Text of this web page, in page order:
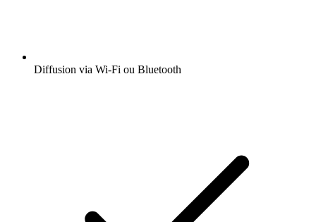
Diffusion via Wi-Fi ou Bluetooth